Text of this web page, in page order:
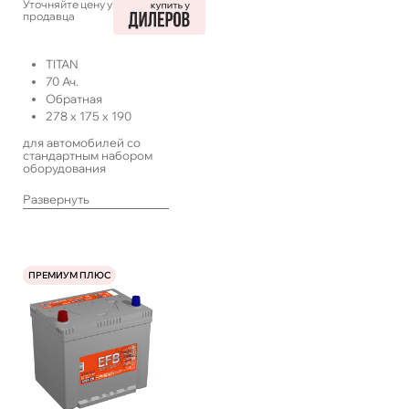
Уточняйте цену у
продавца
TITAN
70Ач.
Обратная
278x 175 x 190
для автомобилей со
стандартным набором
оборудования
Развернуть
ПРЕМИУМ ПЛЮС